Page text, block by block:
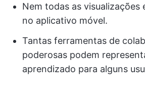
Nem todas as visualizações
no aplicativo móvel.
Tantas ferramentas de
poderosas podem
aprendizado para alguns